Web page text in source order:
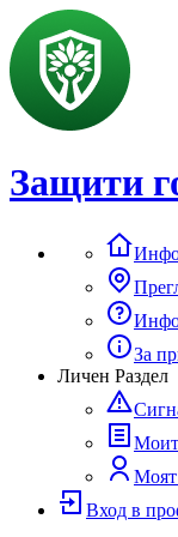
Защити
За
Личен Раздел
Вход в